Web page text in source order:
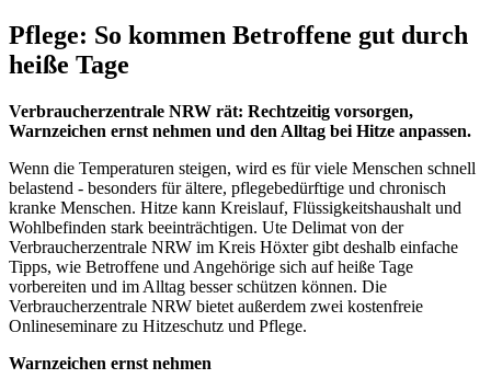
Pflege: So kommen Betroffene gut durch
heiße Tage
Verbraucherzentrale NRW rät: Rechtzeitig vorsorgen,
Warnzeichen ernst nehmen und den Alltag bei Hitze anpassen.
Wenn die Temperaturen steigen, wird es für viele Menschen schnell
belastend - besonders für ältere, pflegebedürftige und chronisch
kranke Menschen. Hitze kann Kreislauf, Flüssigkeitshaushalt und
Wohlbefinden stark beeinträchtigen. Ute Delimat von der
Verbraucherzentrale NRW im Kreis Höxter gibt deshalb einfache
Tipps, wie Betroffene und Angehörige sich auf heiße Tage
vorbereiten und im Alltag besser schützen können. Die
Verbraucherzentrale NRW bietet außerdem zwei kostenfreie
Onlineseminare zu Hitzeschutz und Pflege.
Warnzeichen ernst nehmen